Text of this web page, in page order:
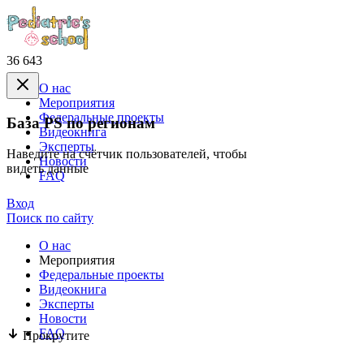
36 643
База PS по регионам
Наведите на счётчик пользователей, чтобы
видеть данные
Прокрутите
О нас
Mероприятия
Федеральные проекты
Видеокнига
Эксперты
Новости
FAQ
Вход
Поиск по сайту
О нас
Mероприятия
Федеральные проекты
Видеокнига
Эксперты
Новости
FAQ